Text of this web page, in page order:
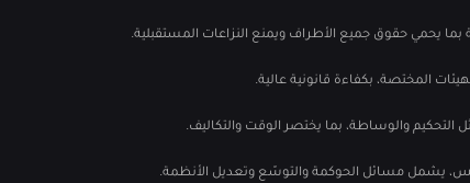
بما يحمي حقوق جميع الأطراف ويمنع النزاعات المستقبلية.
المختصة، بكفاءة قانونية عالية.
التحكيم والوساطة، بما يختصر الوقت والتكاليف.
يشمل مسائل الحوكمة والتوسّع وتعديل الأنظمة.